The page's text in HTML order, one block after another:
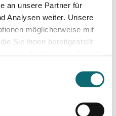
an unsere Partner für
Analysen weiter. Unsere
möglicherweise mit
Sie ihnen bereitgestellt
Understanding Voters’
Press Briefing zur